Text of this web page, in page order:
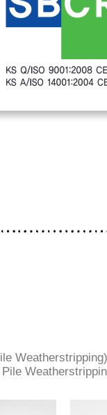
Pile